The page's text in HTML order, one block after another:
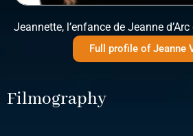
Jeannette, l’enfance de Jeanne
Full profile of Jeanne
Filmography